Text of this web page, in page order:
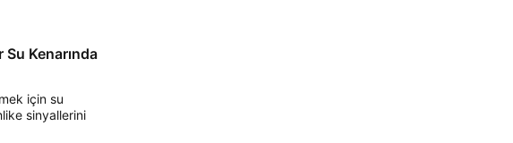
Su Kenarında
için su
sinyallerini